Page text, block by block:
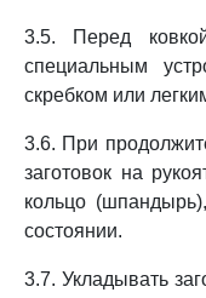
3.5. Перед
специальным
скребком или
3.6. При
заготовок на
кольцо
состоянии.
3.7. Укладывать